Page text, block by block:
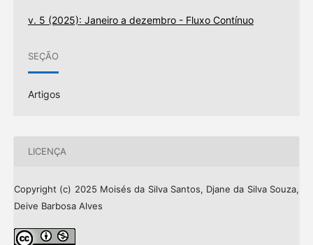
v. 5 (2025): Janeiro a dezembro - Fluxo Contínuo
SEÇÃO
Artigos
LICENÇA
Copyright (c) 2025 Moisés da Silva Santos, Djane da Silva Souza,
Deive Barbosa Alves